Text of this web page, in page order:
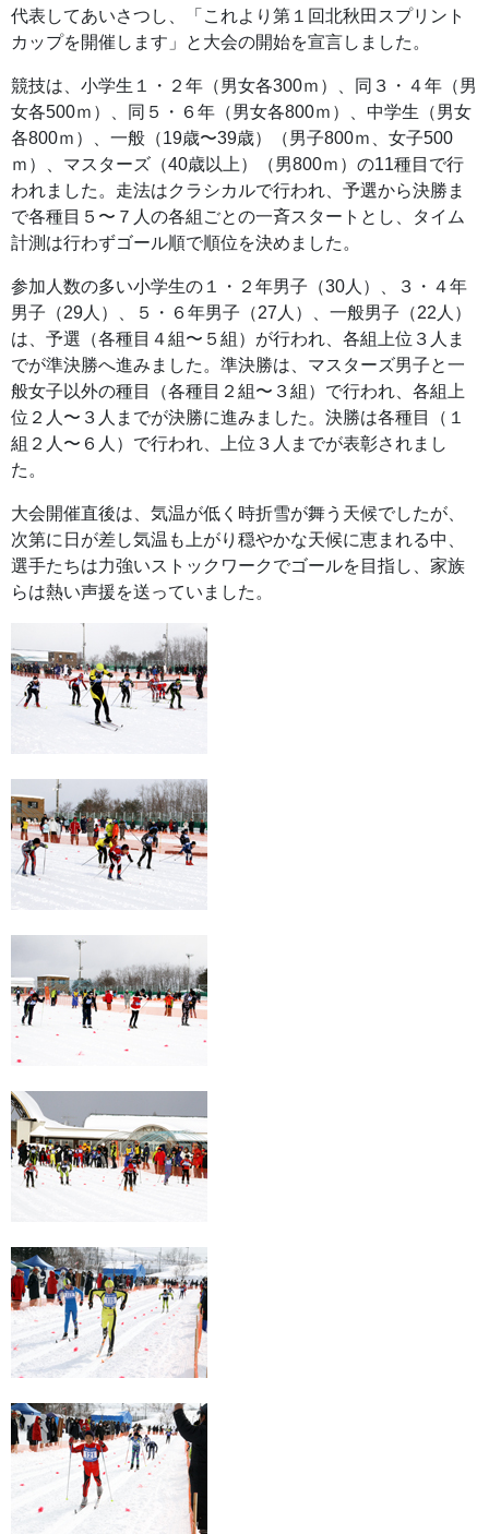
代表してあいさつし、「これより第１回北秋田スプリント
カップを開催します」と大会の開始を宣言しました。
競技は、小学生１・２年（男女各300ｍ）、同３・４年（男
女各500ｍ）、同５・６年（男女各800ｍ）、中学生（男女
各800ｍ）、一般（19歳〜39歳）（男子800ｍ、女子500
ｍ）、マスターズ（40歳以上）（男800ｍ）の11種目で行
われました。走法はクラシカルで行われ、予選から決勝ま
で各種目５〜７人の各組ごとの一斉スタートとし、タイム
計測は行わずゴール順で順位を決めました。
参加人数の多い小学生の１・２年男子（30人）、３・４年
男子（29人）、５・６年男子（27人）、一般男子（22人）
は、予選（各種目４組〜５組）が行われ、各組上位３人ま
でが準決勝へ進みました。準決勝は、マスターズ男子と一
般女子以外の種目（各種目２組〜３組）で行われ、各組上
位２人〜３人までが決勝に進みました。決勝は各種目（１
組２人〜６人）で行われ、上位３人までが表彰されまし
た。
大会開催直後は、気温が低く時折雪が舞う天候でしたが、
次第に日が差し気温も上がり穏やかな天候に恵まれる中、
選手たちは力強いストックワークでゴールを目指し、家族
らは熱い声援を送っていました。